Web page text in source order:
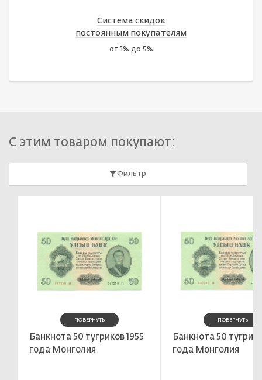
Система скидок
постоянным покупателям
от 1% до 5%
С этим товаром покупают:
Фильтр
ПОВЕРНУТЬ
Банкнота 50 тугриков 1955
года Монголия
ПОВЕРНУТЬ
Банкнота 50
года Монголия